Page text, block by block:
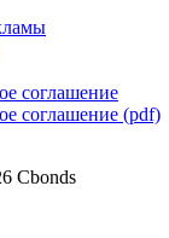
соглашение